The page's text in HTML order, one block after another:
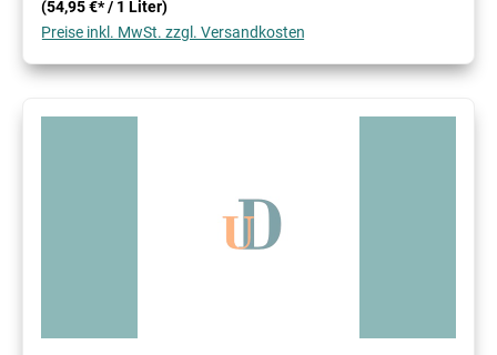
(54,95 €* / 1 Liter)
Preise inkl. MwSt. zzgl. Versandkosten